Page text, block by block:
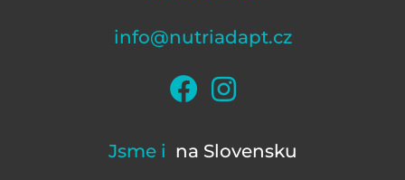
info@nutriadapt.cz
Jsme i na Slovensku